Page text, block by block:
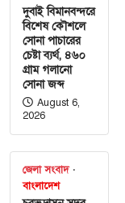
দুবাই বিমানবন্দরে
বিশেষ কৌশলে
সোনা পাচারের
চেষ্টা ব্যর্থ, ৪৬০
গ্রাম গলানো
সোনা জব্দ
August 6,
2026
জেলা সংবাদ
বাংলাদেশ